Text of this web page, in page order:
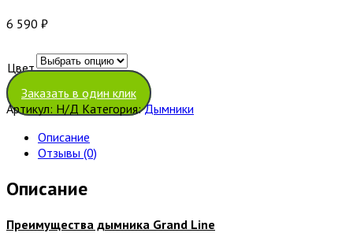
6 590 ₽
Цвет
Очистить
Заказать в один клик
Артикул: Н/Д Категория:Дымники
Описание
Отзывы (0)
Описание
Преимущества дымника Grand Line